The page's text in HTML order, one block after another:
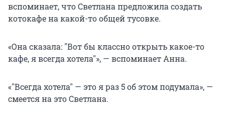
вспоминает, что Светлана предложила создать
котокафе на какой-то общей тусовке.
«Она сказала: "Вот бы классно открыть какое-то
кафе, я всегда хотела"», — вспоминает Анна.
«"Всегда хотела" — это я раз 5 об этом подумала», —
смеется на это Светлана.